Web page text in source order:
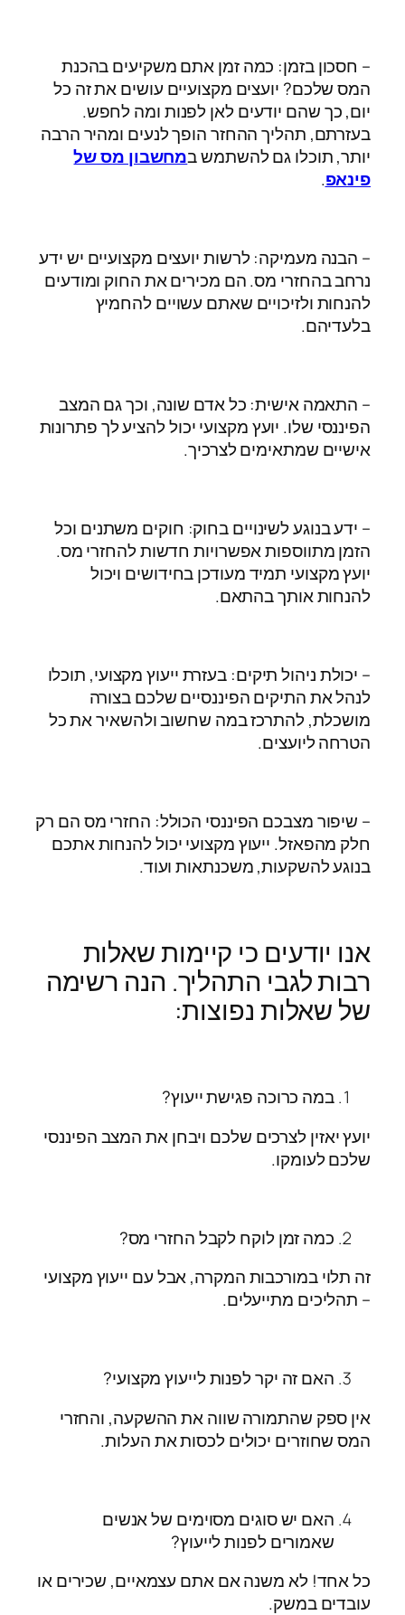
– חסכון בזמן: כמה זמן אתם משקיעים בהכנת
המס שלכם? יועצים מקצועיים עושים את זה כל
יום, כך שהם יודעים לאן לפנות ומה לחפש.
בעזרתם, תהליך ההחזר הופך לנעים ומהיר הרבה
יותר, תוכלו גם להשתמש במחשבון מס של
פינאפ.
– הבנה מעמיקה: לרשות יועצים מקצועיים יש ידע
נרחב בהחזרי מס. הם מכירים את החוק ומודעים
להנחות ולזיכויים שאתם עשויים להחמיץ
בלעדיהם.
– התאמה אישית: כל אדם שונה, וכך גם המצב
הפיננסי שלו. יועץ מקצועי יכול להציע לך פתרונות
אישיים שמתאימים לצרכיך.
– ידע בנוגע לשינויים בחוק: חוקים משתנים וכל
הזמן מתווספות אפשרויות חדשות להחזרי מס.
יועץ מקצועי תמיד מעודכן בחידושים ויכול
להנחות אותך בהתאם.
– יכולת ניהול תיקים: בעזרת ייעוץ מקצועי, תוכלו
לנהל את התיקים הפיננסיים שלכם בצורה
מושכלת, להתרכז במה שחשוב ולהשאיר את כל
הטרחה ליועצים.
– שיפור מצבכם הפיננסי הכולל: החזרי מס הם רק
חלק מהפאזל. ייעוץ מקצועי יכול להנחות אתכם
בנוגע להשקעות, משכנתאות ועוד.
אנו יודעים כי קיימות שאלות
רבות לגבי התהליך. הנה רשימה
של שאלות נפוצות:
במה כרוכה פגישת ייעוץ?
יועץ יאזין לצרכים שלכם ויבחן את המצב הפיננסי
שלכם לעומקו.
כמה זמן לוקח לקבל החזרי מס?
זה תלוי במורכבות המקרה, אבל עם ייעוץ מקצועי
– תהליכים מתייעלים.
האם זה יקר לפנות לייעוץ מקצועי?
אין ספק שהתמורה שווה את ההשקעה, והחזרי
המס שחוזרים יכולים לכסות את העלות.
האם יש סוגים מסוימים של אנשים
שאמורים לפנות לייעוץ?
כל אחד! לא משנה אם אתם עצמאיים, שכירים או
עובדים במשק.